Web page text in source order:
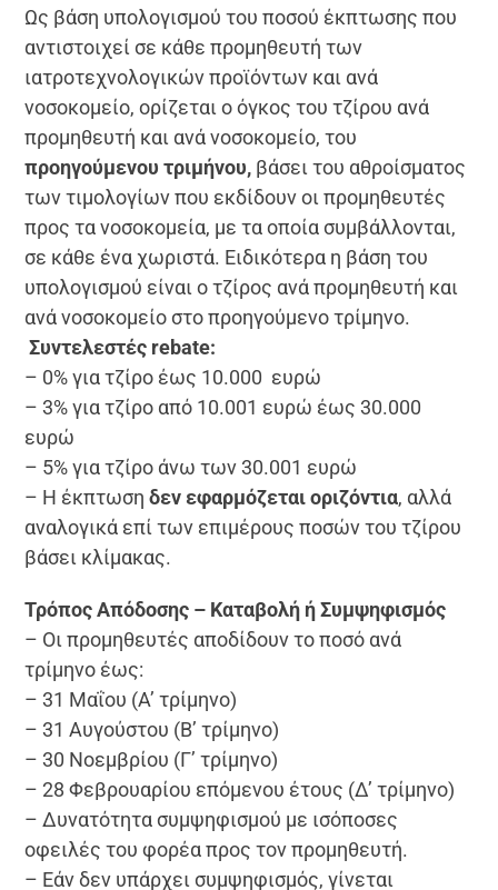
Ως βάση υπολογισμού του ποσού έκπτωσης που
αντιστοιχεί σε κάθε προμηθευτή των
ιατροτεχνολογικών προϊόντων και ανά
νοσοκομείο, ορίζεται ο όγκος του τζίρου ανά
προμηθευτή και ανά νοσοκομείο, του
προηγούμενου τριμήνου, βάσει του αθροίσματος
των τιμολογίων που εκδίδουν οι προμηθευτές
προς τα νοσοκομεία, με τα οποία συμβάλλονται,
σε κάθε ένα χωριστά. Ειδικότερα η βάση του
υπολογισμού είναι ο τζίρος ανά προμηθευτή και
ανά νοσοκομείο στο προηγούμενο τρίμηνο.
Συντελεστές rebate:
– 0% για τζίρο έως 10.000 ευρώ
– 3% για τζίρο από 10.001 ευρώ έως 30.000
ευρώ
– 5% για τζίρο άνω των 30.001 ευρώ
– Η έκπτωσηδεν εφαρμόζεται οριζόντια, αλλά
αναλογικά επί των επιμέρους ποσών του τζίρου
βάσει κλίμακας.
Τρόπος Απόδοσης – Καταβολή ή Συμψηφισμός
– Οι προμηθευτές αποδίδουν το ποσό ανά
τρίμηνο έως:
– 31 Μαΐου (Α’ τρίμηνο)
– 31 Αυγούστου (Β’ τρίμηνο)
– 30 Νοεμβρίου (Γ’ τρίμηνο)
– 28 Φεβρουαρίου επόμενου έτους (Δ’ τρίμηνο)
– Δυνατότητα συμψηφισμού με ισόποσες
οφειλές του φορέα προς τον προμηθευτή.
– Εάν δεν υπάρχει συμψηφισμός, γίνεται